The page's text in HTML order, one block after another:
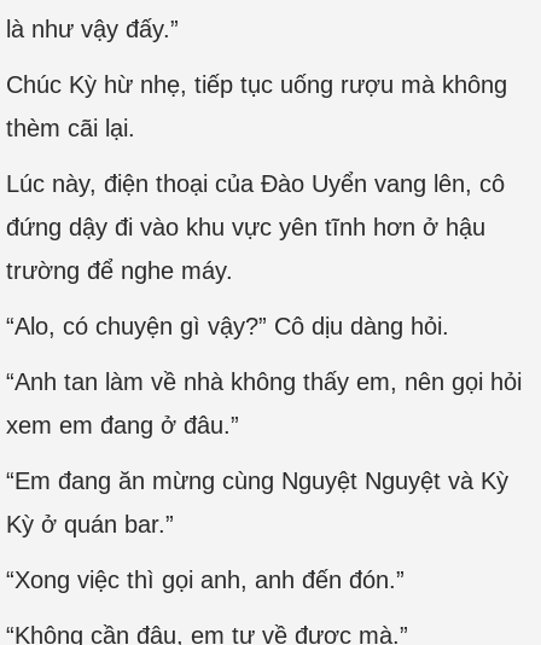
là như vậy đấy.”
Chúc Kỳ hừ nhẹ, tiếp tục uống rượu mà không
thèm cãi lại.
Lúc này, điện thoại của Đào Uyển vang lên, cô
đứng dậy đi vào khu vực yên tĩnh hơn ở hậu
trường để nghe máy.
“Alo, có chuyện gì vậy?” Cô dịu dàng hỏi.
“Anh tan làm về nhà không thấy em, nên gọi hỏi
xem em đang ở đâu.”
“Em đang ăn mừng cùng Nguyệt Nguyệt và Kỳ
Kỳ ở quán bar.”
“Xong việc thì gọi anh, anh đến đón.”
“Không cần đâu, em tự về được mà.”